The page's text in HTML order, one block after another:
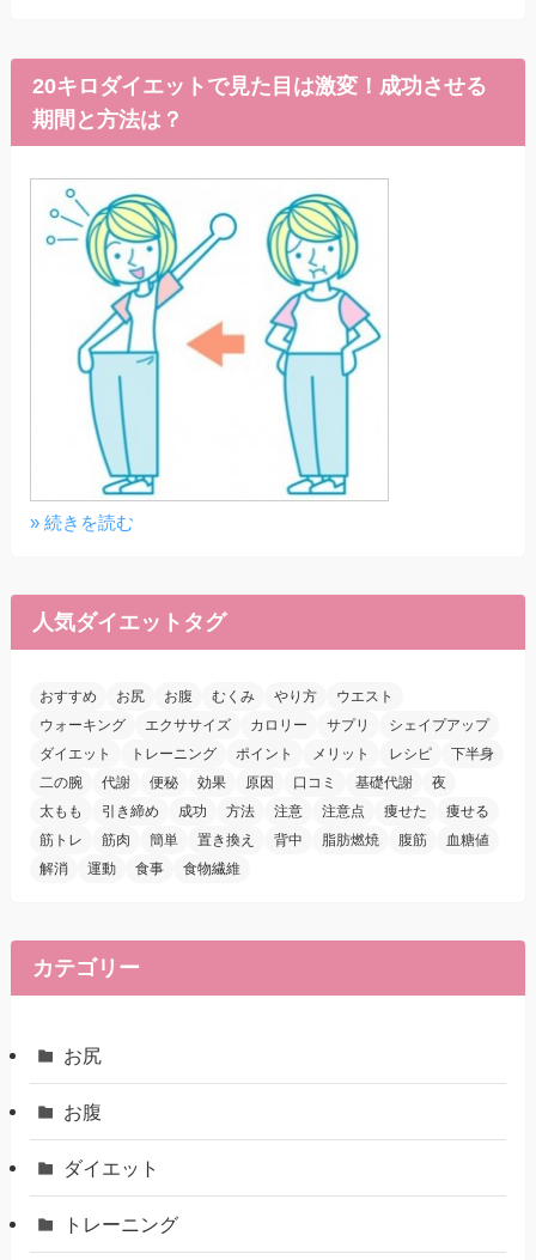
20キロダイエットで見た目は激変！成功させる
期間と方法は？
» 続きを読む
人気ダイエットタグ
おすすめ お尻 お腹 むくみ やり方
ウエスト
ウォーキング
エクササイズ カロリー サプリ
シェイプアップ
ダイエット
トレーニング ポイント メリット レシピ
下半身
二の腕
代謝 便秘 効果 原因 口コミ 基礎代謝
夜
太もも
引き締め 成功 方法 注意 注意点 痩せた
痩せる
筋トレ
筋肉 簡単 置き換え 背中 脂肪燃焼 腹筋
血糖値
解消
運動 食事 食物繊維
カテゴリー
お尻
お腹
ダイエット
トレーニング